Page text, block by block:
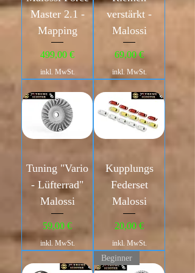
Master 2.1 -
Mapping
Preis
499,00 €
inkl. MwSt.
verstärkt -
Malossi
Preis
69,00 €
inkl. MwSt.
Tuning "Vario
- Lüfterrad"
Malossi
Preis
59,00 €
inkl. MwSt.
Kupplungs
Federset
Malossi
Preis
20,00 €
inkl. MwSt.
Beginner